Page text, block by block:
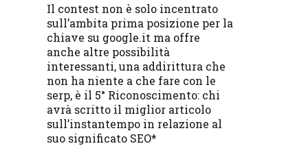
Il contest non è solo incentrato
sull’ambita prima posizione per la
chiave su google.it ma offre
anche altre possibilità
interessanti, una addirittura che
non ha niente a che fare con le
serp, è il 5° Riconoscimento: chi
avrà scritto il miglior articolo
sull’instantempo in relazione al
suo significato SEO*